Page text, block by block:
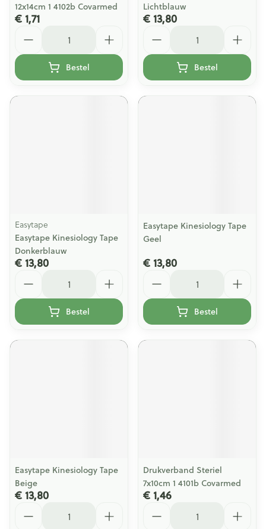
12x14cm 1 4102b Covarmed
€ 1,71
Bestel
Lichtblauw
€ 13,80
Bestel
Easytape
Easytape Kinesiology Tape
Donkerblauw
€ 13,80
Bestel
Easytape Kinesiology Tape
Geel
€ 13,80
Bestel
Easytape Kinesiology Tape
Beige
€ 13,80
Drukverband Steriel
7x10cm 1 4101b Covarmed
€ 1,46